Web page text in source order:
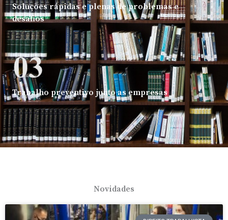
Soluções rápidas e plenas de problemas e
desafios
Trabalho preventivo junto as empresas
Novidades